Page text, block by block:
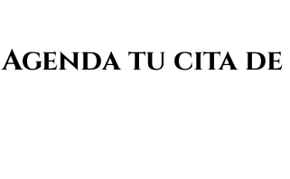
Agenda tu cita de